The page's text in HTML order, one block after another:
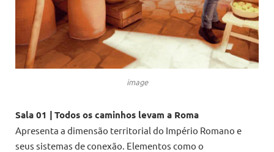
image
Sala 01 | Todos os caminhos levam a Roma
Apresenta a dimensão territorial do Império Romano e
seus sistemas de conexão. Elementos como o